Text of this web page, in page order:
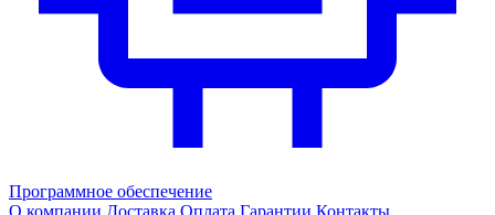
Программное обеспечение
О компании Доставка Оплата Гарантии Контакты